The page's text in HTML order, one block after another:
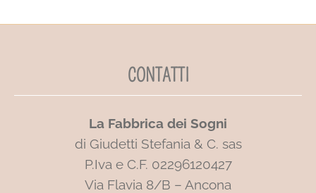
CONTATTI
La Fabbrica dei Sogni
di Giudetti Stefania & C. sas
P.Iva e C.F. 02296120427
Via Flavia 8/B – Ancona